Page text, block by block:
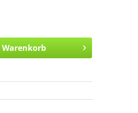
Warenkorb